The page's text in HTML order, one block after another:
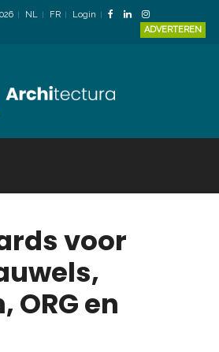
NL FR
Login
ADVERTEREN
voor
ORG en